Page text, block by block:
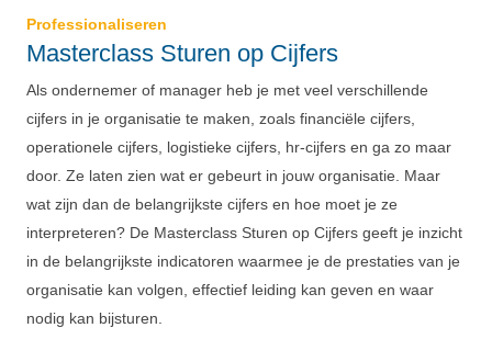
Professionaliseren
Masterclass Sturen op Cijfers
Als ondernemer of manager heb je met veel verschillende
cijfers in je organisatie te maken, zoals financiële cijfers,
operationele cijfers, logistieke cijfers, hr-cijfers en ga zo maar
door. Ze laten zien wat er gebeurt in jouw organisatie. Maar
wat zijn dan de belangrijkste cijfers en hoe moet je ze
interpreteren? De Masterclass Sturen op Cijfers geeft je inzicht
in de belangrijkste indicatoren waarmee je de prestaties van je
organisatie kan volgen, effectief leiding kan geven en waar
nodig kan bijsturen.